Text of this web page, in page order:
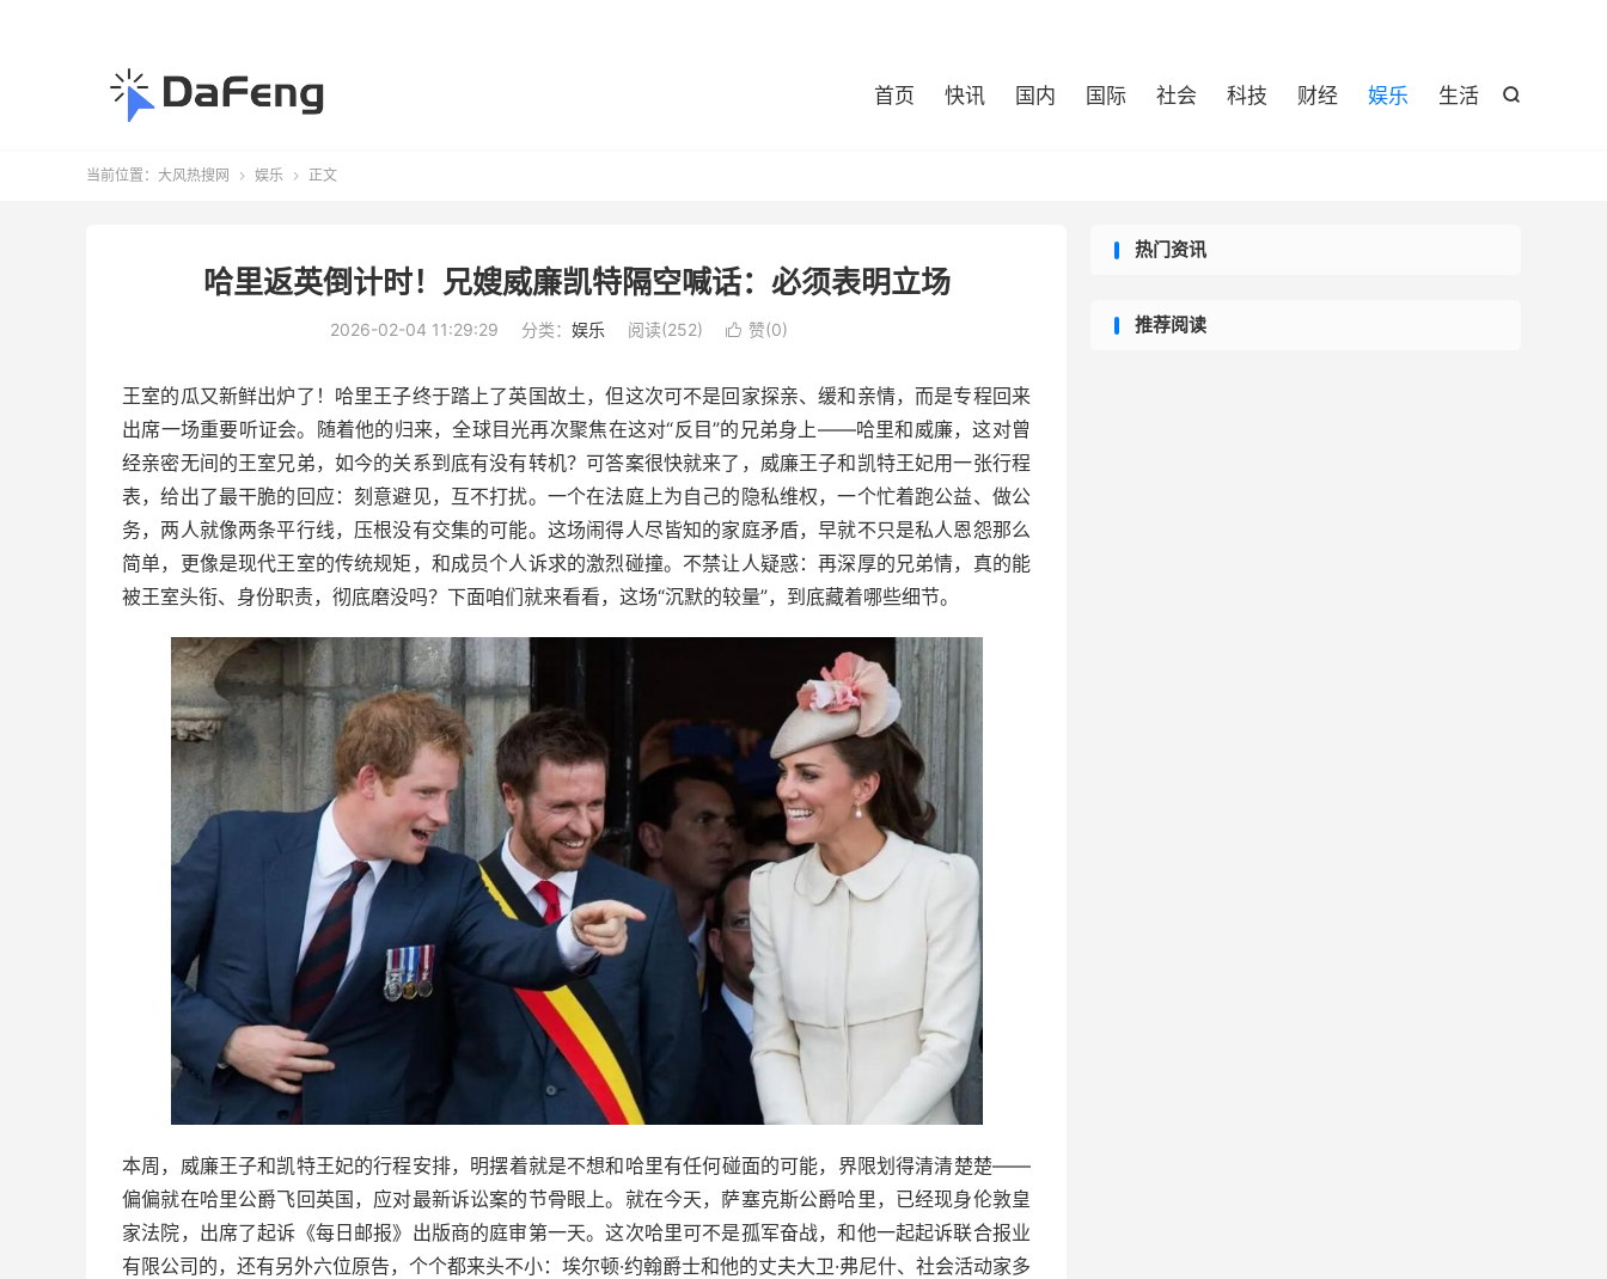

首页 快讯 国内 国际 社会 科技 财经 娱乐 生活
当前位置： 大风热搜网  娱乐  正文
哈里返英倒计时！兄嫂威廉凯特隔空喊话：必须表明立场
2026-02-04 11:29:29 分类： 娱乐 阅读(252)  赞(0)
王室的瓜又新鲜出炉了！哈里王子终于踏上了英国故土，但这次可不是回家探亲、缓和亲情，而是专程回来
出席一场重要听证会。随着他的归来，全球目光再次聚焦在这对“反目”的兄弟身上——哈里和威廉，这对曾
经亲密无间的王室兄弟，如今的关系到底有没有转机？可答案很快就来了，威廉王子和凯特王妃用一张行程
表，给出了最干脆的回应：刻意避见，互不打扰。一个在法庭上为自己的隐私维权，一个忙着跑公益、做公
务，两人就像两条平行线，压根没有交集的可能。这场闹得人尽皆知的家庭矛盾，早就不只是私人恩怨那么
简单，更像是现代王室的传统规矩，和成员个人诉求的激烈碰撞。不禁让人疑惑：再深厚的兄弟情，真的能
被王室头衔、身份职责，彻底磨没吗？下面咱们就来看看，这场“沉默的较量”，到底藏着哪些细节。
本周，威廉王子和凯特王妃的行程安排，明摆着就是不想和哈里有任何碰面的可能，界限划得清清楚楚——
偏偏就在哈里公爵飞回英国，应对最新诉讼案的节骨眼上。就在今天，萨塞克斯公爵哈里，已经现身伦敦皇
家法院，出席了起诉《每日邮报》出版商的庭审第一天。这次哈里可不是孤军奋战，和他一起起诉联合报业
有限公司的，还有另外六位原告，个个都来头不小：埃尔顿·约翰爵士和他的丈夫大卫·弗尼什、社会活动家多
热门资讯
推荐阅读